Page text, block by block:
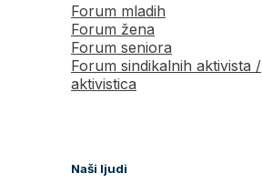
Forum mladih
Forum žena
Forum seniora
Forum sindikalnih aktivista /
aktivistica
Naši ljudi